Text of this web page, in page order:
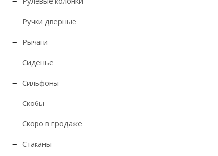
Ручки дверные
Рычаги
Сиденье
Сильфоны
Скобы
Скоро в продаже
Стаканы